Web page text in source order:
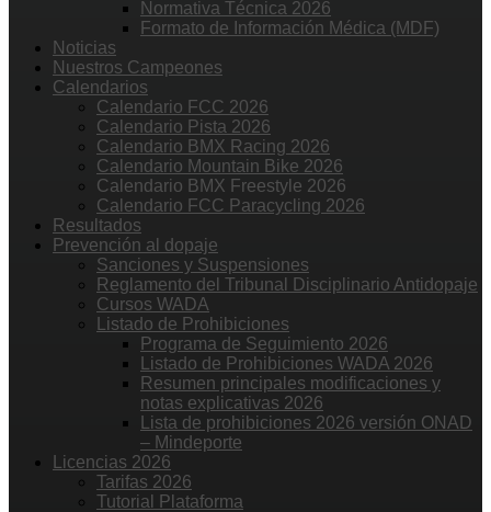
Normativa Técnica 2026
Formato de Información Médica (MDF)
Noticias
Nuestros Campeones
Calendarios
Calendario FCC 2026
Calendario Pista 2026
Calendario BMX Racing 2026
Calendario Mountain Bike 2026
Calendario BMX Freestyle 2026
Calendario FCC Paracycling 2026
Resultados
Prevención al dopaje
Sanciones y Suspensiones
Reglamento del Tribunal Disciplinario Antidopaje
Cursos WADA
Listado de Prohibiciones
Programa de Seguimiento 2026
Listado de Prohibiciones WADA 2026
Resumen principales modificaciones y
notas explicativas 2026
Lista de prohibiciones 2026 versión ONAD
– Mindeporte
Licencias 2026
Tarifas 2026
Tutorial Plataforma